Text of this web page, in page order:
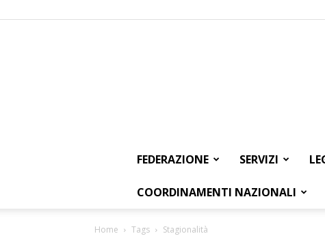
FEDERAZIONE SERVIZI
COORDINAMENTI NAZIONALI
Home Tags Stagionalità